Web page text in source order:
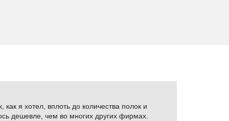
я хотел, вплоть до количества полок и
дешевле, чем во многих других фирмах.